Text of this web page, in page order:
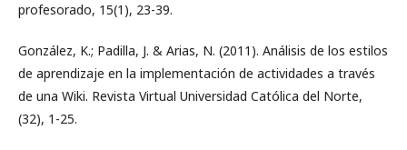
profesorado, 15(1), 23-39.
González, K.; Padilla, J. & Arias, N. (2011). Análisis de los estilos
de aprendizaje en la implementación de actividades a través
de una Wiki. Revista Virtual Universidad Católica del Norte,
(32), 1-25.